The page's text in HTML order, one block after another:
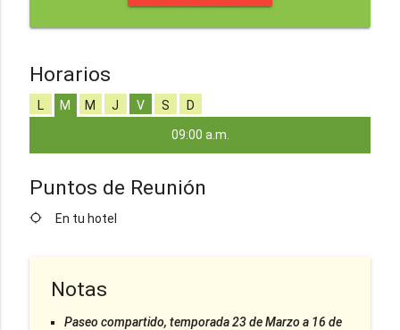
Horarios
L M M J V S D
09:00 a.m.
Puntos de Reunión
location_searching En tu hotel
Notas
Paseo compartido, temporada 23 de Marzo a 16 de